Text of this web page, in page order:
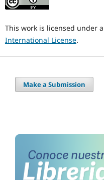
This work is licensed under a
International License.
Make a Submission